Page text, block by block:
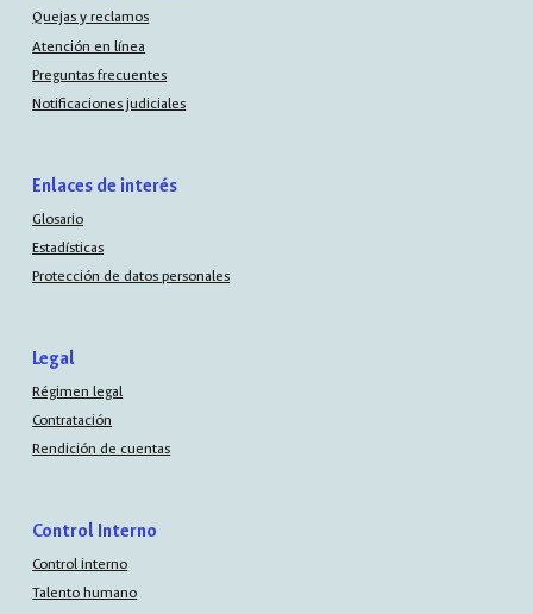
Quejas y reclamos
Atención en línea
Preguntas frecuentes
Notificaciones judiciales
Enlaces de interés
Glosario
Estadísticas
Protección de datos personales
Legal
Régimen legal
Contratación
Rendición de cuentas
Control Interno
Control interno
Talento humano